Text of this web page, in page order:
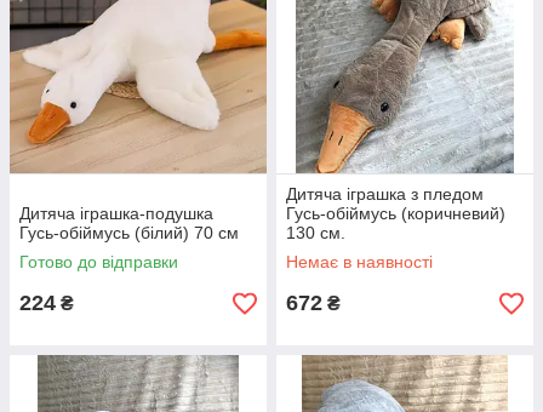
Дитяча іграшка-подушка
Гусь-обіймусь (білий) 70 см
Готово до відправки
224 ₴
Дитяча іграшка з пледом
Гусь-обіймусь (коричневий)
130 см.
Немає в наявності
672 ₴